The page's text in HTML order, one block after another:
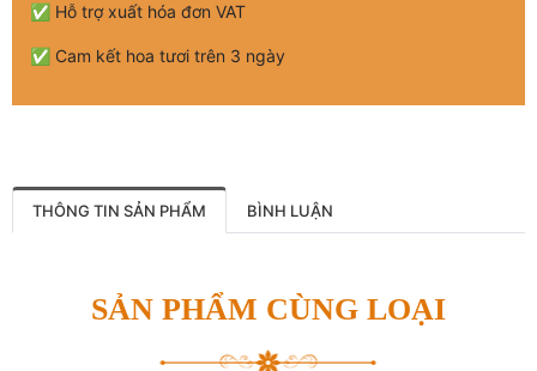
✅ Hỗ trợ xuất hóa đơn VAT
✅ Cam kết hoa tươi trên 3 ngày
THÔNG TIN SẢN PHẨM BÌNH LUẬN
SẢN PHẨM CÙNG LOẠI